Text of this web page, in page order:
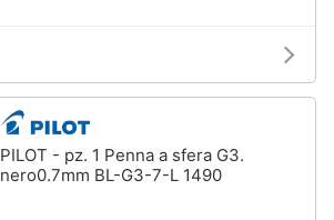
PILOT - pz. 1 Penna a sfera G3.
nero0.7mm BL-G3-7-L 1490